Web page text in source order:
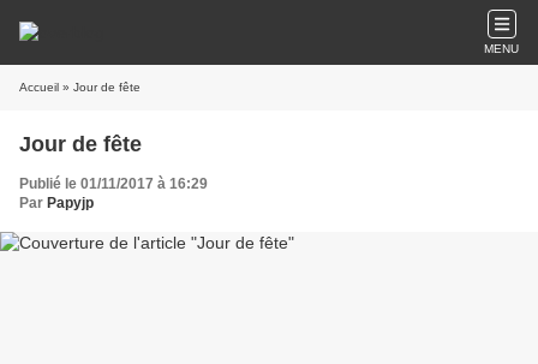
MENU
Accueil » Jour de fête
Jour de fête
Publié le 01/11/2017 à 16:29
Par Papyjp